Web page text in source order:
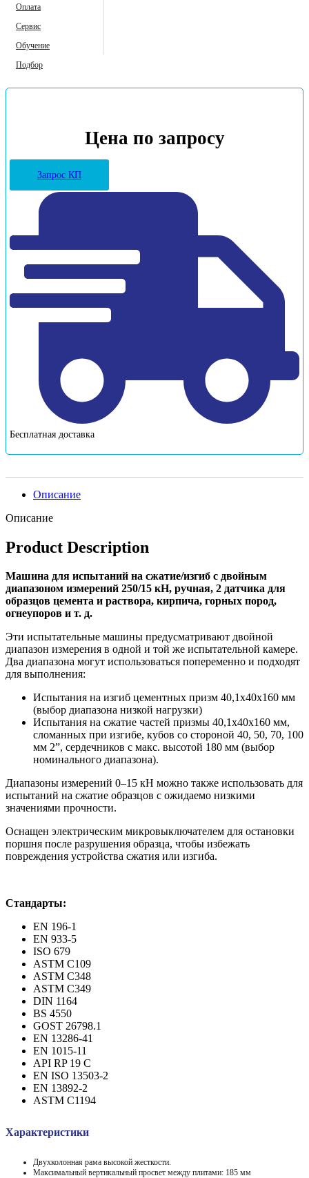
Оплата
Сервис
Обучение
Подбор
Цена по запросу
Запрос КП
Бесплатная доставка
Описание
Описание
Product Description
Машина для испытаний на сжатие/изгиб с двойным
диапазоном измерений 250/15 кН, ручная, 2 датчика для
образцов цемента и раствора, кирпича, горных пород,
огнеупоров и т. д.
Эти испытательные машины предусматривают двойной
диапазон измерения в одной и той же испытательной камере.
Два диапазона могут использоваться попеременно и подходят
для выполнения:
Испытания на изгиб цементных призм 40,1x40x160 мм
(выбор диапазона низкой нагрузки)
Испытания на сжатие частей призмы 40,1x40x160 мм,
сломанных при изгибе, кубов со стороной 40, 50, 70, 100
мм 2”, сердечников с макс. высотой 180 мм (выбор
номинального диапазона).
Диапазоны измерений 0–15 кН можно также использовать для
испытаний на сжатие образцов с ожидаемо низкими
значениями прочности.
Оснащен электрическим микровыключателем для остановки
поршня после разрушения образца, чтобы избежать
повреждения устройства сжатия или изгиба.
Стандарты:
EN 196-1
EN 933-5
ISO 679
ASTM C109
ASTM C348
ASTM C349
DIN 1164
BS 4550
GOST 26798.1
EN 13286-41
EN 1015-11
API RP 19 C
EN ISO 13503-2
EN 13892-2
ASTM C1194
Характеристики
Двухколонная рама высокой жесткости.
Максимальный вертикальный просвет между плитами: 185 мм